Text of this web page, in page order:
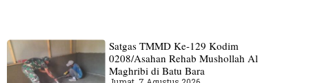
Satgas TMMD Ke-129 Kodim
0208/Asahan Rehab Mushollah Al
Maghribi di Batu Bara